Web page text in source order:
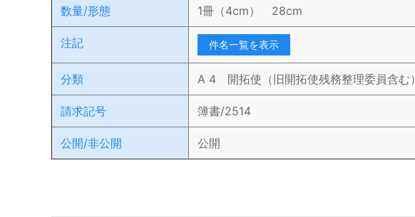
数量/形態 1冊（4cm） 28cm
注記 件名一覧を表示
分類 A 4 開拓使（旧開拓使残務整理委員含む）
請求記号 簿書/2514
公開/非公開 公開